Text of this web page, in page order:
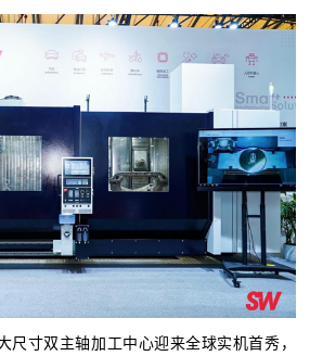
尺寸双主轴加工中心迎来全球实机首秀，